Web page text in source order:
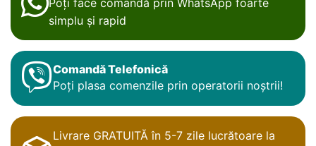
simplu și rapid
Comandă Telefonică
Poți plasa comenzile prin operatorii noștrii!
Livrare GRATUITĂ în 5-7 zile lucrătoare la